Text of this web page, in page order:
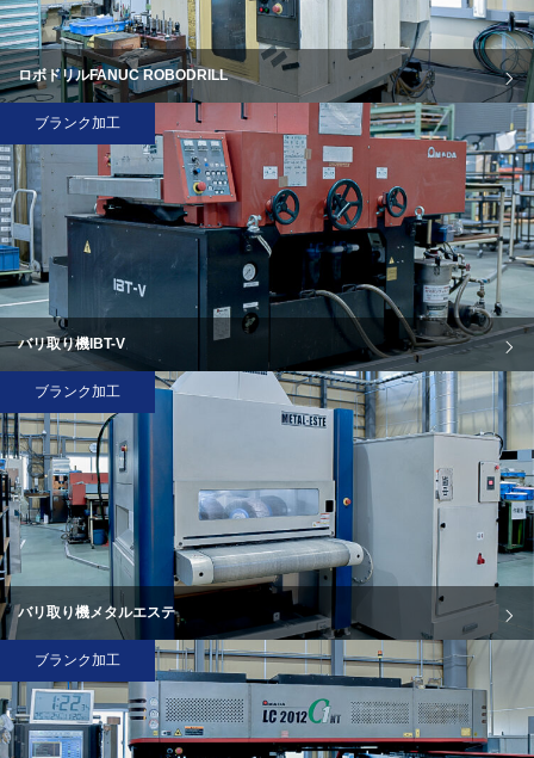
ロボドリルFANUC ROBODRILL
ブランク加工
バリ取り機IBT-V
ブランク加工
バリ取り機メタルエステ
ブランク加工